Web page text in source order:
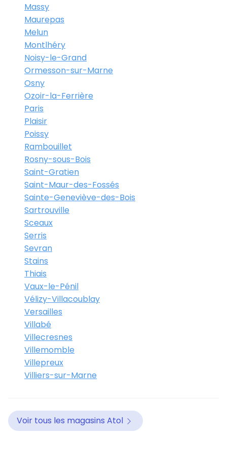
Massy
Maurepas
Melun
Montlhéry
Noisy-le-Grand
Ormesson-sur-Marne
Osny
Ozoir-la-Ferrière
Paris
Plaisir
Poissy
Rambouillet
Rosny-sous-Bois
Saint-Gratien
Saint-Maur-des-Fossés
Sainte-Geneviève-des-Bois
Sartrouville
Sceaux
Serris
Sevran
Stains
Thiais
Vaux-le-Pénil
Vélizy-Villacoublay
Versailles
Villabé
Villecresnes
Villemomble
Villepreux
Villiers-sur-Marne
Voir tous les magasins Atol